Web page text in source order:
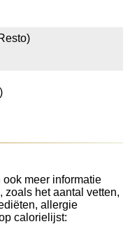
meer informatie
zoals het aantal vetten,
allergie
calorielijst: